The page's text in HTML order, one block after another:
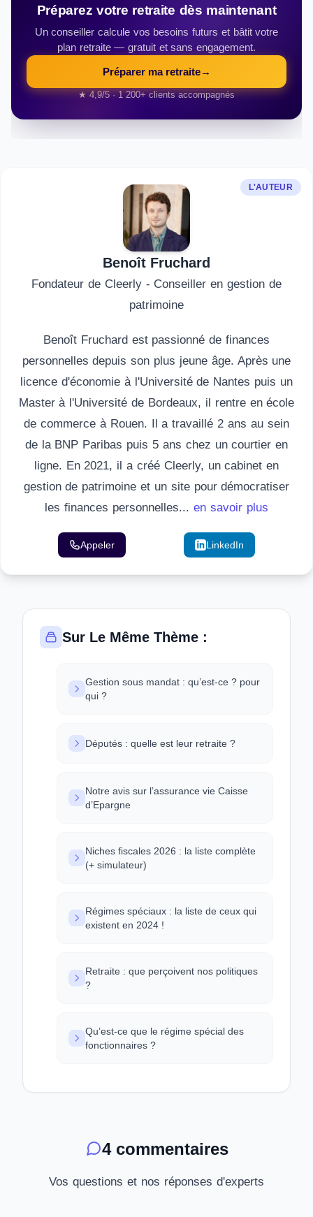
Préparez votre retraite dès maintenant
Un conseiller calcule vos besoins futurs et bâtit votre
plan retraite — gratuit et sans engagement.
Préparer ma retraite→
★ 4,9/5 · 1 200+ clients accompagnés
L'AUTEUR
Benoît Fruchard
Fondateur de Cleerly - Conseiller en gestion de
patrimoine
Benoît Fruchard est passionné de finances
personnelles depuis son plus jeune âge. Après une
licence d'économie à l'Université de Nantes puis un
Master à l'Université de Bordeaux, il rentre en école
de commerce à Rouen. Il a travaillé 2 ans au sein
de la BNP Paribas puis 5 ans chez un courtier en
ligne. En 2021, il a créé Cleerly, un cabinet en
gestion de patrimoine et un site pour démocratiser
les finances personnelles... en savoir plus
Appeler LinkedIn
Sur Le Même Thème :
Gestion sous mandat : qu’est-ce ? pour
qui ?
Députés : quelle est leur retraite ?
Notre avis sur l’assurance vie Caisse
d’Epargne
Niches fiscales 2026 : la liste complète
(+ simulateur)
Régimes spéciaux : la liste de ceux qui
existent en 2024 !
Retraite : que perçoivent nos politiques
?
Qu’est-ce que le régime spécial des
fonctionnaires ?
4 commentaires
Vos questions et nos réponses d'experts